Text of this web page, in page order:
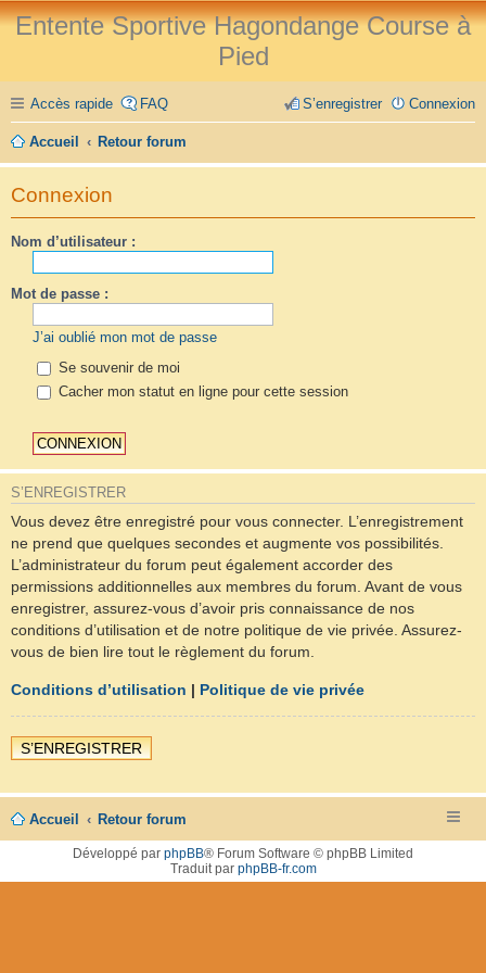
Entente Sportive Hagondange Course à
Pied
Accès rapide FAQ Connexion
S’enregistrer
Accueil Retour forum
Connexion
Nom d’utilisateur :
Mot de passe :
J’ai oublié mon mot de passe
Se souvenir de moi
Cacher mon statut en ligne pour cette session
S’ENREGISTRER
Vous devez être enregistré pour vous connecter. L’enregistrement
ne prend que quelques secondes et augmente vos possibilités.
L’administrateur du forum peut également accorder des
permissions additionnelles aux membres du forum. Avant de vous
enregistrer, assurez-vous d’avoir pris connaissance de nos
conditions d’utilisation et de notre politique de vie privée. Assurez-
vous de bien lire tout le règlement du forum.
Conditions d’utilisation | Politique de vie privée
S’ENREGISTRER
Accueil Retour forum
Développé par phpBB® Forum Software © phpBB Limited
Traduit par phpBB-fr.com